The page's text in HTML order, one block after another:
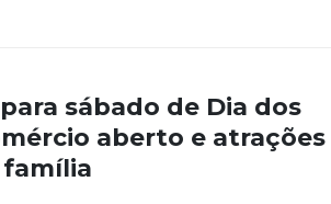
sábado de Dia dos
aberto e atrações